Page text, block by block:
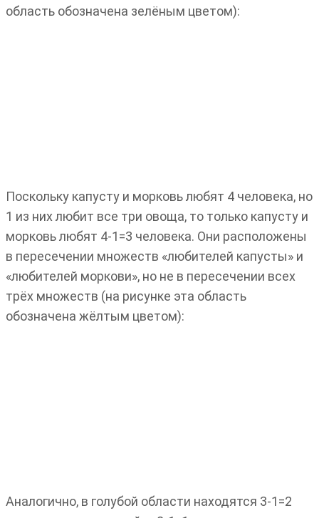
область обозначена зелёным цветом):
Поскольку капусту и морковь любят 4 человека, но
1 из них любит все три овоща, то только капусту и
морковь любят 4-1=3 человека. Они расположены
в пересечении множеств «любителей капусты» и
«любителей моркови», но не в пересечении всех
трёх множеств (на рисунке эта область
обозначена жёлтым цветом):
Аналогично, в голубой области находятся 3-1=2